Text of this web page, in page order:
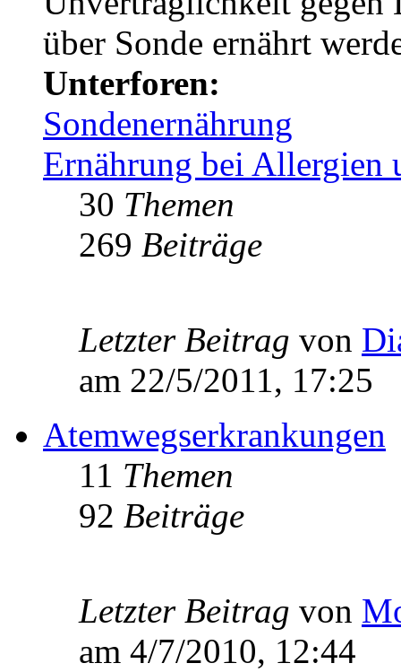
über Sonde ernährt
Unterforen:
Sondenernährung
Ernährung bei Allergien
30 Themen
269 Beiträge
Letzter Beitrag von
am 22/5/2011, 17:25
Atemwegserkrankungen
11 Themen
92 Beiträge
Letzter Beitrag von
am 4/7/2010, 12:44